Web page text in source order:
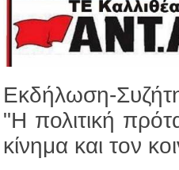
Εκδήλωση-
"Η πολιτική
κίνημα και τον